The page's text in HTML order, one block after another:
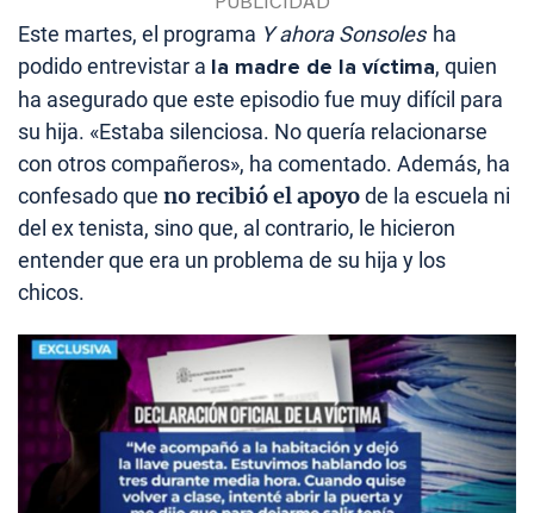
Este martes, el programa Y ahora Sonsoles ha
podido entrevistar a la madre de la víctima, quien
ha asegurado que este episodio fue muy difícil para
su hija. «Estaba silenciosa. No quería relacionarse
con otros compañeros», ha comentado. Además, ha
confesado que no recibió el apoyode la escuela ni
del ex tenista, sino que, al contrario, le hicieron
entender que era un problema de su hija y los
chicos.